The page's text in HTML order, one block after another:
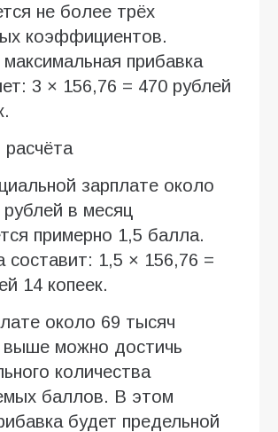
не более трёх
коэффициентов.
прибавка
3 × 156,76 = 470 рублей
зарплате около
в месяц
примерно 1,5 балла.
составит: 1,5 × 156,76 =
14 копеек.
около 69 тысяч
выше можно достичь
количества
баллов. В этом
будет предельной